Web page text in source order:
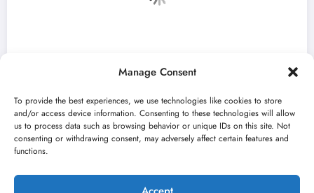
Manage Consent
To provide the best experiences, we use technologies like cookies to store
and/or access device information. Consenting to these technologies will allow
us to process data such as browsing behavior or unique IDs on this site. Not
consenting or withdrawing consent, may adversely affect certain features and
functions.
59. Bitef u
„Najveći mali festival
jun 23, 2026